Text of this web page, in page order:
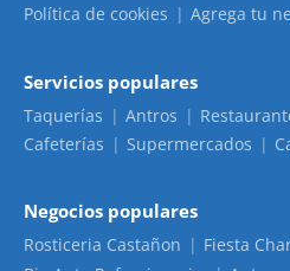
Política de cookies
Agrega tu
Servicios populares
Taquerías Antros
Cafeterías
Supermercados
Negocios populares
Rosticeria Castañon
Fiesta